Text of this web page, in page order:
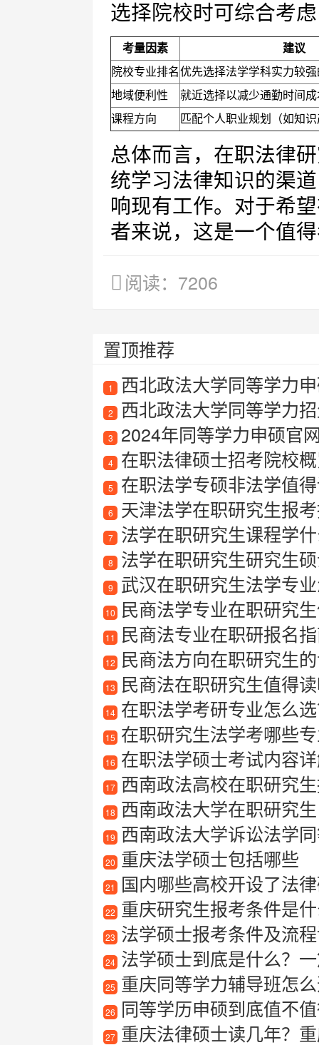
选择院校时可综合考
考量因素
建议
院校专业排名优先选择法学学科实力较
地域便利性
就近选择以减少通勤时间成
课程方向
匹配个人职业规划（如知
总体而言，在职法律
统学习法律知识的渠
响现有工作。对于希
者来说，这是一个值
阅读：7206
置顶推荐
1 西北政法大学同等学力
2 西北政法大学同等学力
3 2024年同等学力申硕官
4 在职法律硕士招考院校
5 在职法学专硕非法学值
6 天津法学在职研究生报考指
7 法学在职研究生课程学
8 法学在职研究生研究生
9 武汉在职研究生法学专
10 民商法学专业在职研究
11 民商法专业在职研报名
12 民商法方向在职研究生
13 民商法在职研究生值得读吗？
14 在职法学考研专业怎么
15 在职研究生法学考哪些
16 在职法学硕士考试内容
17 西南政法高校在职研究
18 西南政法大学在职研究
19 西南政法大学诉讼法学
20 重庆法学硕士包括哪些
21 国内哪些高校开设了法
22 重庆研究生报考条件是
23 法学硕士报考条件及流
24 法学硕士到底是什么？
25 重庆同等学力辅导班怎
26 同等学历申硕到底值不
27 重庆法律硕士读几年？